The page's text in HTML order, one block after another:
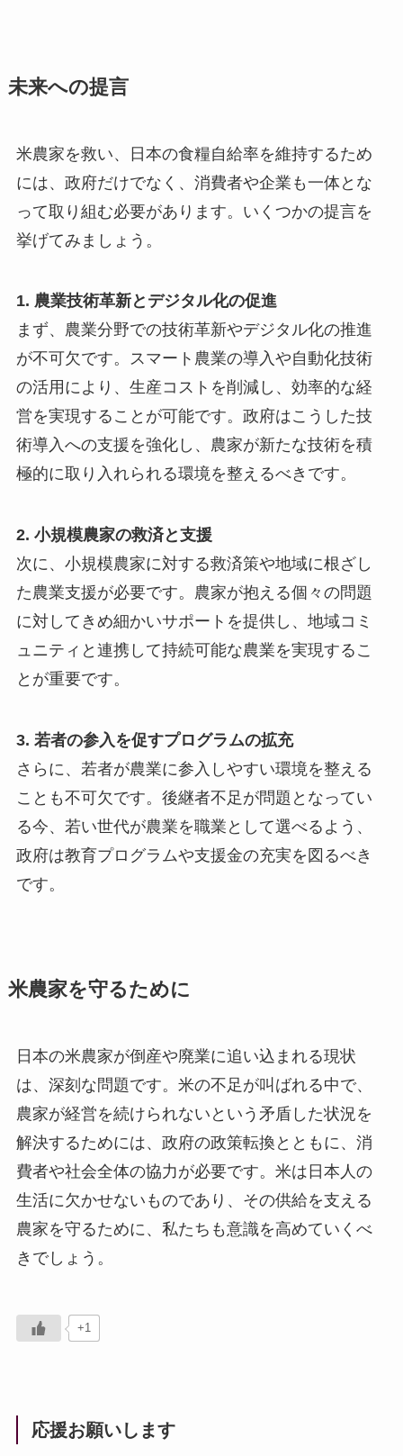
未来への提言
米農家を救い、日本の食糧自給率を維持するため
には、政府だけでなく、消費者や企業も一体とな
って取り組む必要があります。いくつかの提言を
挙げてみましょう。
1. 農業技術革新とデジタル化の促進
まず、農業分野での技術革新やデジタル化の推進
が不可欠です。スマート農業の導入や自動化技術
の活用により、生産コストを削減し、効率的な経
営を実現することが可能です。政府はこうした技
術導入への支援を強化し、農家が新たな技術を積
極的に取り入れられる環境を整えるべきです。
2. 小規模農家の救済と支援
次に、小規模農家に対する救済策や地域に根ざし
た農業支援が必要です。農家が抱える個々の問題
に対してきめ細かいサポートを提供し、地域コミ
ュニティと連携して持続可能な農業を実現するこ
とが重要です。
3. 若者の参入を促すプログラムの拡充
さらに、若者が農業に参入しやすい環境を整える
ことも不可欠です。後継者不足が問題となってい
る今、若い世代が農業を職業として選べるよう、
政府は教育プログラムや支援金の充実を図るべき
です。
米農家を守るために
日本の米農家が倒産や廃業に追い込まれる現状
は、深刻な問題です。米の不足が叫ばれる中で、
農家が経営を続けられないという矛盾した状況を
解決するためには、政府の政策転換とともに、消
費者や社会全体の協力が必要です。米は日本人の
生活に欠かせないものであり、その供給を支える
農家を守るために、私たちも意識を高めていくべ
きでしょう。
+1
応援お願いします